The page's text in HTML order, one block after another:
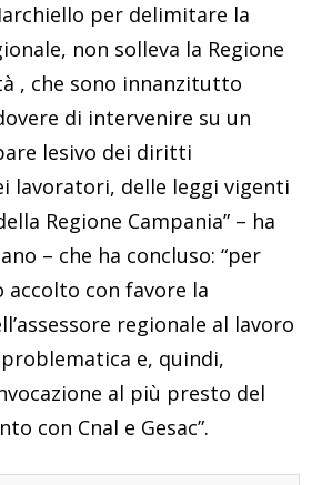
per delimitare la
non solleva la Regione
, che sono innanzitutto
di intervenire su un
lesivo dei diritti
lavoratori, delle leggi vigenti
Regione Campania” – ha
– che ha concluso: “per
accolto con favore la
regionale al lavoro
e, quindi,
al più presto del
con Cnal e Gesac”.